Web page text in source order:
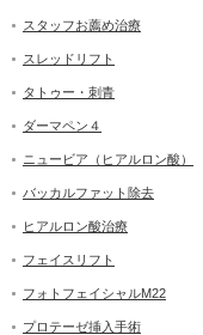
スタッフお薦め治療
スレッドリフト
タトゥー・刺青
ダーマペン４
ニュービア（ヒアルロン酸）
バッカルファット除去
ヒアルロン酸治療
フェイスリフト
フォトフェイシャルM22
プロテーゼ挿入手術